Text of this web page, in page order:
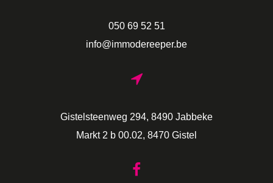
050 69 52 51
info@immodereeper.be
Gistelsteenweg 294, 8490 Jabbeke
Markt 2 b 00.02, 8470 Gistel